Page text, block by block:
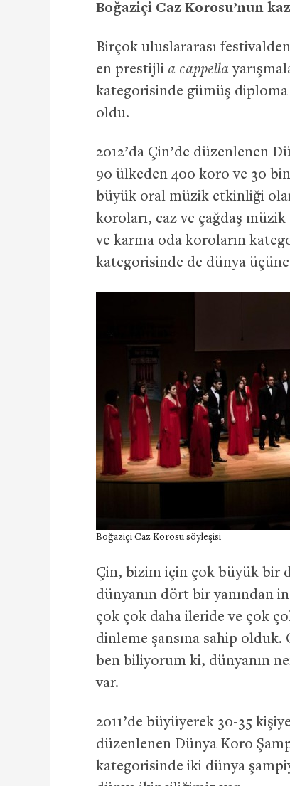
Boğaziçi Caz Korosu’nun
Birçok uluslararası
en prestijli a cappella
kategorisinde gümüş
oldu.
2012’da Çin’de düzenlenen
90 ülkeden 400 koro ve 30
büyük oral müzik etkinliği
koroları, caz ve çağdaş
ve karma oda koroların
kategorisinde de dünya
Boğaziçi Caz Korosu söyleşisi
Çin, bizim için çok büyük bir
dünyanın dört bir yanından
çok çok daha ileride ve çok
dinleme şansına sahip
ben biliyorum ki, dünyanın
var.
2011’de büyüyerek 30-35
düzenlenen Dünya Koro
kategorisinde iki dünya